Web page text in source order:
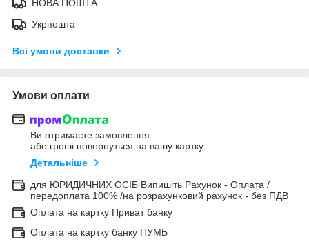
НОВА ПОШТА
Укрпошта
Всі умови доставки
Умови оплати
Ви отримаєте замовлення
або гроші повернуться на вашу картку
Детальніше
для ЮРИДИЧНИХ ОСІБ Випишіть Рахунок - Оплата /
передоплата 100% /на розрахунковий рахунок - без ПДВ
Оплата на картку Приват банку
Оплата на картку банку ПУМБ